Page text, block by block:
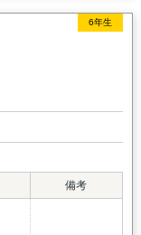
6年生
備考